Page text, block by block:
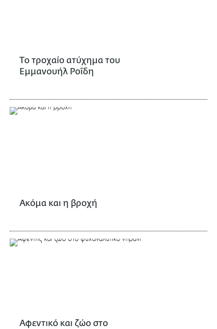
Το τροχαίο ατύχημα του
Εμμανουήλ Ροΐδη
Ακόμα και η βροχή
Αφεντικό και ζώο στο